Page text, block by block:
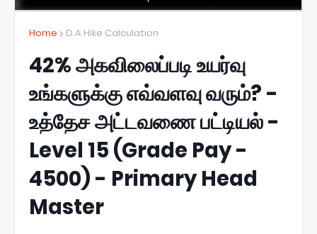
Home D.A Hike Calculation
42% அகவிலைப்படி உயர்வு
உங்களுக்கு எவ்வளவு வரும்? -
உத்தேச அட்டவணை பட்டியல் -
Level 15 (Grade Pay -
4500) - Primary Head
Master